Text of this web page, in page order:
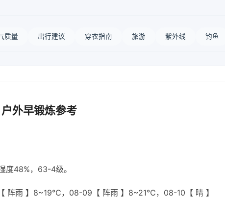
质量 出行建议 穿衣指南 旅游 紫外线 钓鱼
外早锻炼参考
度48%，63-4级。
阵雨 】8~19℃，08-09【 阵雨 】8~21℃，08-10【 晴 】